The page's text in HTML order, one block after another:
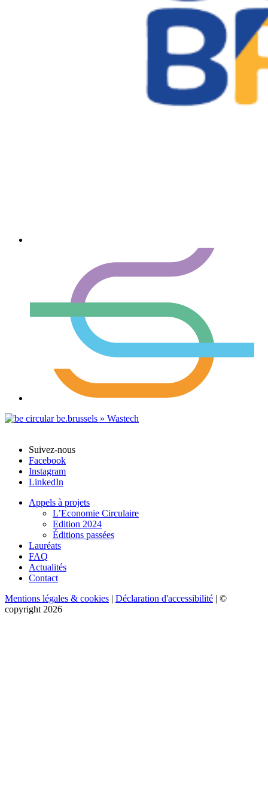
Suivez-nous
Facebook
Instagram
LinkedIn
Appels à projets
L’Economie Circulaire
Edition 2024
Éditions passées
Lauréats
FAQ
Actualités
Contact
Mentions légales & cookies | Déclaration d'accessibilité | ©
copyright 2026